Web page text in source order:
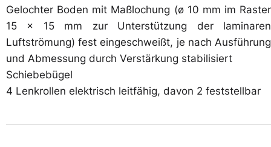
Gelochter Boden mit Maßlochung (ø 10 mm im Raster
15 x 15 mm zur Unterstützung der laminaren
Luftströmung) fest eingeschweißt, je nach Ausführung
und Abmessung durch Verstärkung stabilisiert
Schiebebügel
4 Lenkrollen elektrisch leitfähig, davon 2 feststellbar